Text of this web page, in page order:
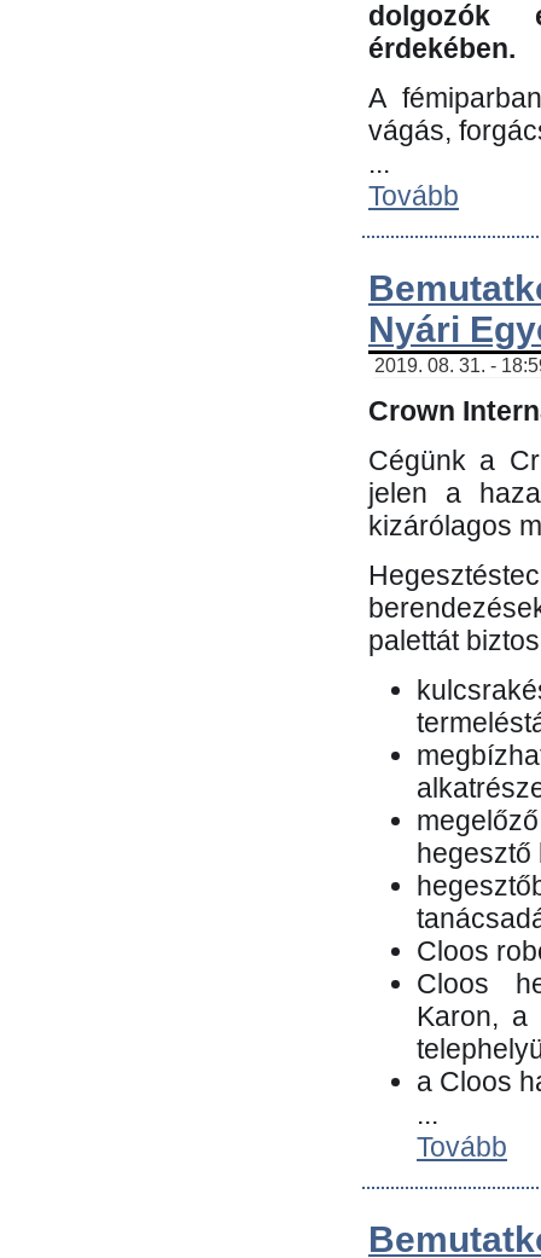
dolgozók
érdekében.
A
vágás,
...
Tovább
Nyári
2019. 08. 31. -
Crown
Cégünk a
jelen a
kizárólagos
palettát
hegesztő
Cloos
Cloos
Karon, a
a Cloos
...
Tovább